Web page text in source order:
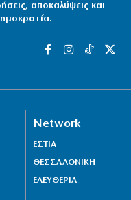
αποκαλύψεις και
Network
ΕΣΤΙΑ
ΘΕΣΣΑΛΟΝΙΚΗ
ΕΛΕΥΘΕΡΙΑ